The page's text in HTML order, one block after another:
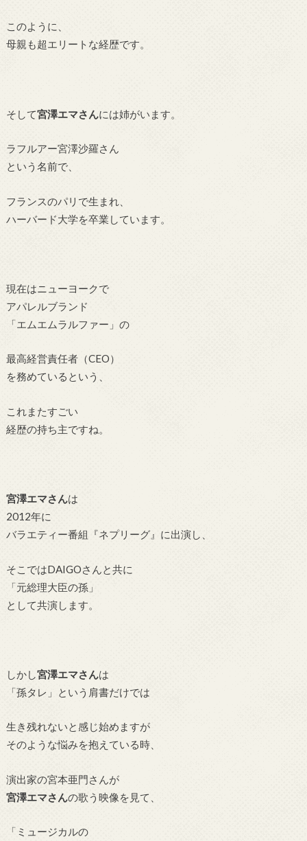
このように、
母親も超エリートな経歴です。
そして宮澤エマさんには姉がいます。
ラフルアー宮澤沙羅さん
という名前で、
フランスのパリで生まれ、
ハーバード大学を卒業しています。
現在はニューヨークで
アパレルブランド
「エムエムラルファー」の
最高経営責任者（CEO）
を務めているという、
これまたすごい
経歴の持ち主ですね。
宮澤エマさんは
2012年に
バラエティー番組『ネプリーグ』に出演し、
そこではDAIGOさんと共に
「元総理大臣の孫」
として共演します。
しかし宮澤エマさんは
「孫タレ」という肩書だけでは
生き残れないと感じ始めますが
そのような悩みを抱えている時、
演出家の宮本亜門さんが
宮澤エマさんの歌う映像を見て、
「ミュージカルの